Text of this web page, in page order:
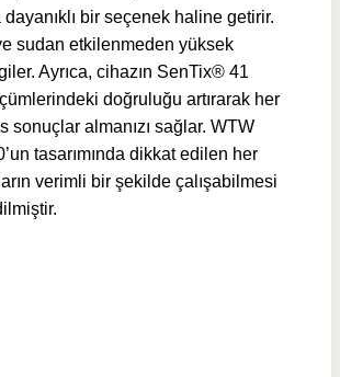
dayanıklı bir seçenek haline getirir.
sudan etkilenmeden yüksek
Ayrıca, cihazın SenTix® 41
doğruluğu artırarak her
sonuçlar almanızı sağlar. WTW
tasarımında dikkat edilen her
verimli bir şekilde çalışabilmesi